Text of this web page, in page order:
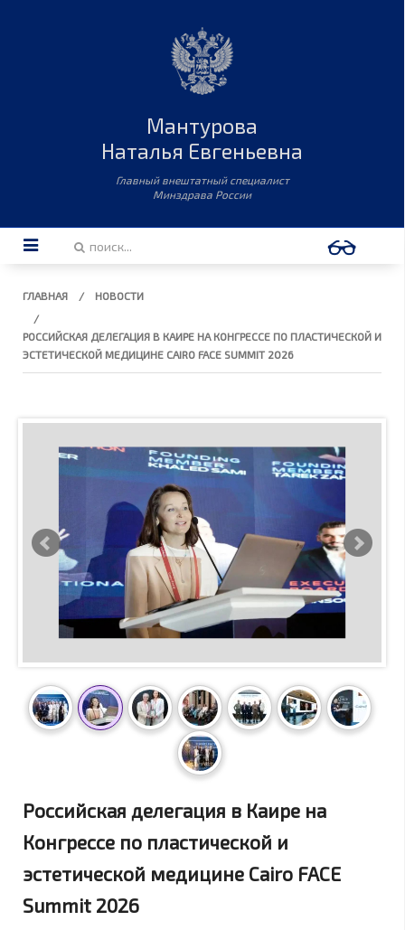
Мантурова
Наталья Евгеньевна
Главный внештатный специалист
Минздрава России
ГЛАВНАЯ НОВОСТИ
РОССИЙСКАЯ ДЕЛЕГАЦИЯ В КАИРЕ НА КОНГРЕССЕ ПО ПЛАСТИЧЕСКОЙ И
ЭСТЕТИЧЕСКОЙ МЕДИЦИНЕ CAIRO FACE SUMMIT 2026
Российская делегация в Каире на
Конгрессе по пластической и
эстетической медицине Cairo FACE
Summit 2026